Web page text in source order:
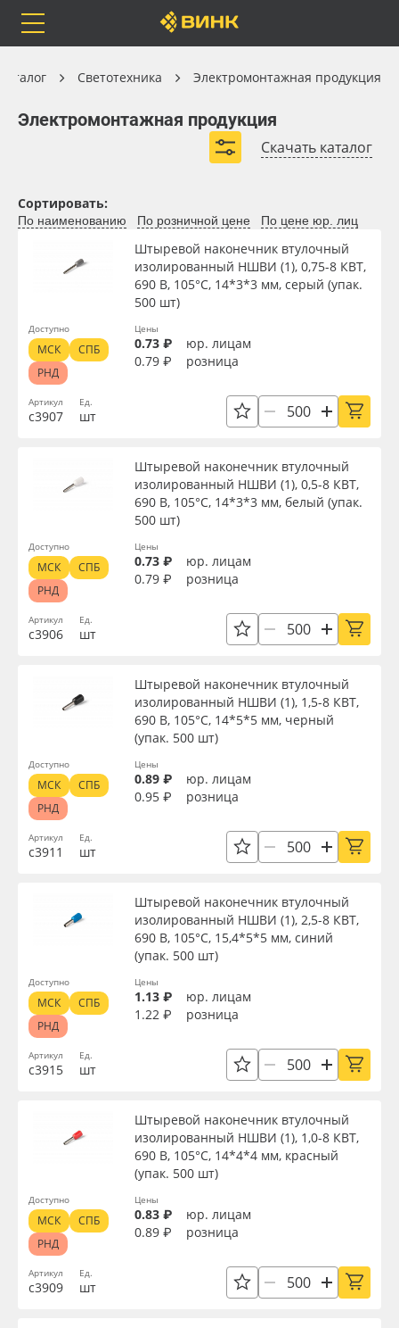
Orafol
Бренды
Оплата
Сервис
Контакты
Блог
Поставщикам
8 800 550 7888
Москва
Рулонные материалы
Самоклеящиеся плёнки
Чернила
Клей, скотчи и крепёж
Профильные системы
Сублимация и термотрансфер
Светотехника
Инженерные пластики
Упаковочные материалы
Оборудование и инструмент
Новинки ассортимента
Плёнка монтажная Oratape
ПЭТ бэклит
Вспененный ПВХ
Заготовки для сувениров
Светотехника Электромонтажная продукция
Электромонтажная продукция
Скачать каталог
Светотехника
Электромонтажная продукция
Кабельные наконечники
Вид
Тип
Высота, мм
Напряжение, В
Страна происхождения
Производитель
Торговая марка
Доступность
Применить
Сбросить фильтр
Сортировать:
По наименованию По розничной цене По цене юр. лиц
Артикул
с3907
Штыревой наконечник втулочный
изолированный НШВИ (1), 0,75-8 КВТ,
690 В, 105°С, 14*3*3 мм, серый (упак.
500 шт)
Ед.
шт
Цены
0.73 ₽
юр. лицам
0.79 ₽
розница
Доступно
МСК
СПБ
РНД
Артикул
с3906
Штыревой наконечник втулочный
изолированный НШВИ (1), 0,5-8 КВТ,
690 В, 105°С, 14*3*3 мм, белый (упак.
500 шт)
Ед.
шт
Цены
0.73 ₽
юр. лицам
0.79 ₽
розница
Доступно
МСК
СПБ
РНД
Артикул
с3911
Штыревой наконечник втулочный
изолированный НШВИ (1), 1,5-8 КВТ,
690 В, 105°С, 14*5*5 мм, черный
(упак. 500 шт)
Ед.
шт
Цены
0.89 ₽
юр. лицам
0.95 ₽
розница
Доступно
МСК
СПБ
РНД
Артикул
с3915
Штыревой наконечник втулочный
изолированный НШВИ (1), 2,5-8 КВТ,
690 В, 105°С, 15,4*5*5 мм, синий
(упак. 500 шт)
Ед.
шт
Цены
1.13 ₽
юр. лицам
1.22 ₽
розница
Доступно
МСК
СПБ
РНД
Артикул
с3909
Штыревой наконечник втулочный
изолированный НШВИ (1), 1,0-8 КВТ,
690 В, 105°С, 14*4*4 мм, красный
(упак. 500 шт)
Ед.
шт
Цены
0.83 ₽
юр. лицам
0.89 ₽
розница
Доступно
МСК
СПБ
РНД